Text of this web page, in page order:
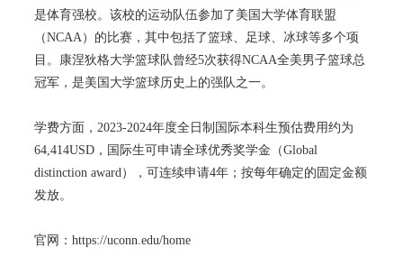
是体育强校。该校的运动队伍参加了美国大学体育联盟
（NCAA）的比赛，其中包括了篮球、足球、冰球等多个项
目。康涅狄格大学篮球队曾经5次获得NCAA全美男子篮球总
冠军，是美国大学篮球历史上的强队之一。
学费方面，2023-2024年度全日制国际本科生预估费用约为
64,414USD，国际生可申请全球优秀奖学金（Global
distinction award），可连续申请4年；按每年确定的固定金额
发放。
官网： https://uconn.edu/home